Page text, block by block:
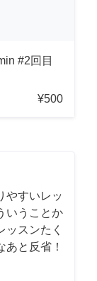
#2回目
¥500
やすいレッ
いうことか
スンたく
と反省！